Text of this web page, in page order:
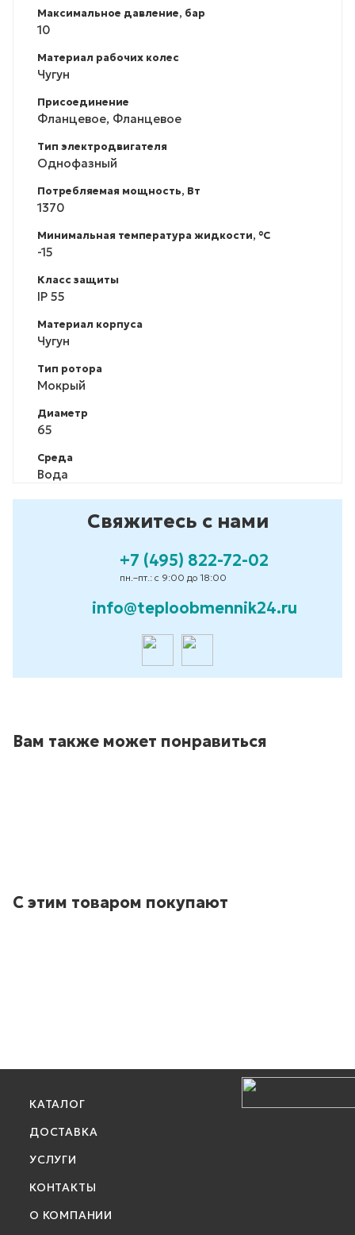
Максимальное давление, бар
10
Материал рабочих колес
Чугун
Присоединение
Фланцевое, Фланцевое
Тип электродвигателя
Однофазный
Потребляемая мощность, Вт
1370
Минимальная температура жидкости, °С
-15
Класс защиты
IP 55
Материал корпуса
Чугун
Тип ротора
Мокрый
Диаметр
65
Среда
Вода
Свяжитесь с нами
+7 (495) 822-72-02
пн.–пт.: с 9:00 до 18:00
info@teploobmennik24.ru
Вам также может понравиться
С этим товаром покупают
КАТАЛОГ
ДОСТАВКА
УСЛУГИ
КОНТАКТЫ
О КОМПАНИИ